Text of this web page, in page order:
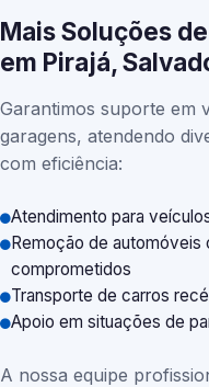
Mais Soluções
em Pirajá,
Garantimos suporte em
garagens, atendendo
com eficiência:
Atendimento para
Remoção de
comprometidos
Transporte de carros
Apoio em situações de
A nossa equipe